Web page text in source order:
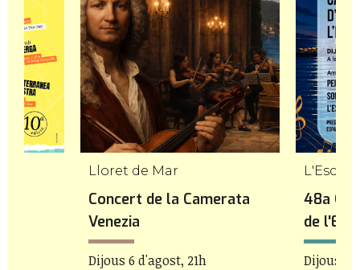
Lloret de Mar
Concert de la Camerata
Venezia
Dijous 6 d'agost, 21h
L'Escala
48a
de
Dijous 6